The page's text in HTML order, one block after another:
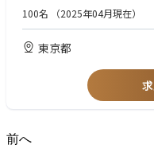
100名 （2025年04月現在）
東京都
前へ